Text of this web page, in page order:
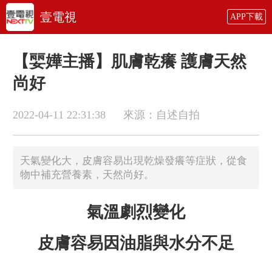
壹電視 APP下載
【婯嬅主播】肌膚乾癢 護膚天然
尚好
2022-04-11 22:31:38 來源：自述自拍
天氣變化大，皮膚容易出現乾燥發癢等症狀，從食
物中補充營養素，天然尚好。
氣溫劇烈變化
皮膚容易因油脂與水分不足